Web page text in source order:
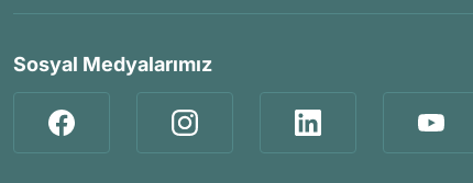
Sosyal Medyalarımız